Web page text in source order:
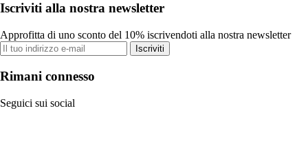
Iscriviti alla nostra newsletter
Approfitta di uno sconto del 10% iscrivendoti alla nostra newsletter
Iscriviti
Rimani connesso
Seguici sui social